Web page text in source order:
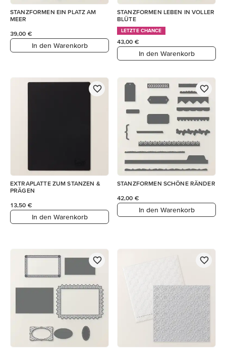
STANZFORMEN EIN PLATZ AM
MEER
39,00 €
In den Warenkorb
STANZFORMEN LEBEN IN VOLLER
BLÜTE
LETZTE CHANCE
43,00 €
In den Warenkorb
EXTRAPLATTE ZUM STANZEN &
PRÄGEN
13,50 €
In den Warenkorb
STANZFORMEN SCHÖNE RÄNDER
42,00 €
In den Warenkorb